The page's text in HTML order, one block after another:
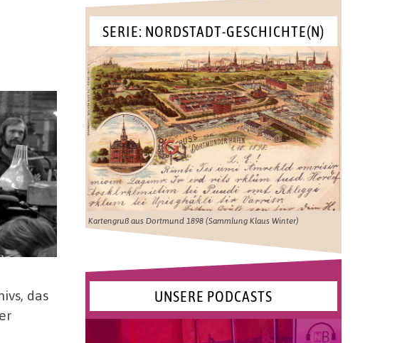
das
SERIE: NORDSTADT-GESCHICHTE(N)
Kartengruß aus Dortmund 1898 (Sammlung Klaus Winter)
UNSERE PODCASTS